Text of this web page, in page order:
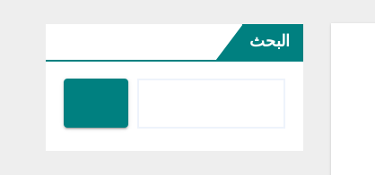
البحث